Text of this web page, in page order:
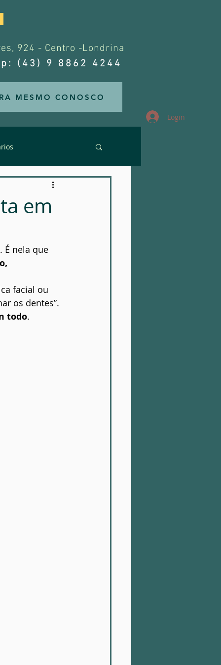
924 - Centro -Londrina
(43) 9 8862 4244
MESMO CONOSCO
Login
em
nela que
facial ou
os dentes”.
todo.